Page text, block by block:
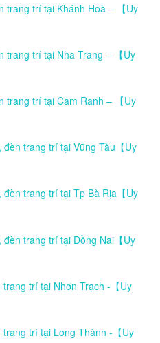
trang trí tại Khánh Hoà – 【Uy
trang trí tại Nha Trang – 【Uy
trang trí tại Cam Ranh – 【Uy
trang trí tại Vũng Tàu【Uy
trang trí tại Tp Bà Rịa【Uy
trang trí tại Đồng Nai【Uy
trí tại Nhơn Trạch -【Uy
trí tại Long Thành -【Uy